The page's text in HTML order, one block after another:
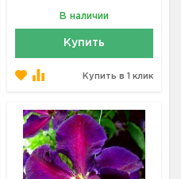
В наличии
Купить
Купить в 1 клик